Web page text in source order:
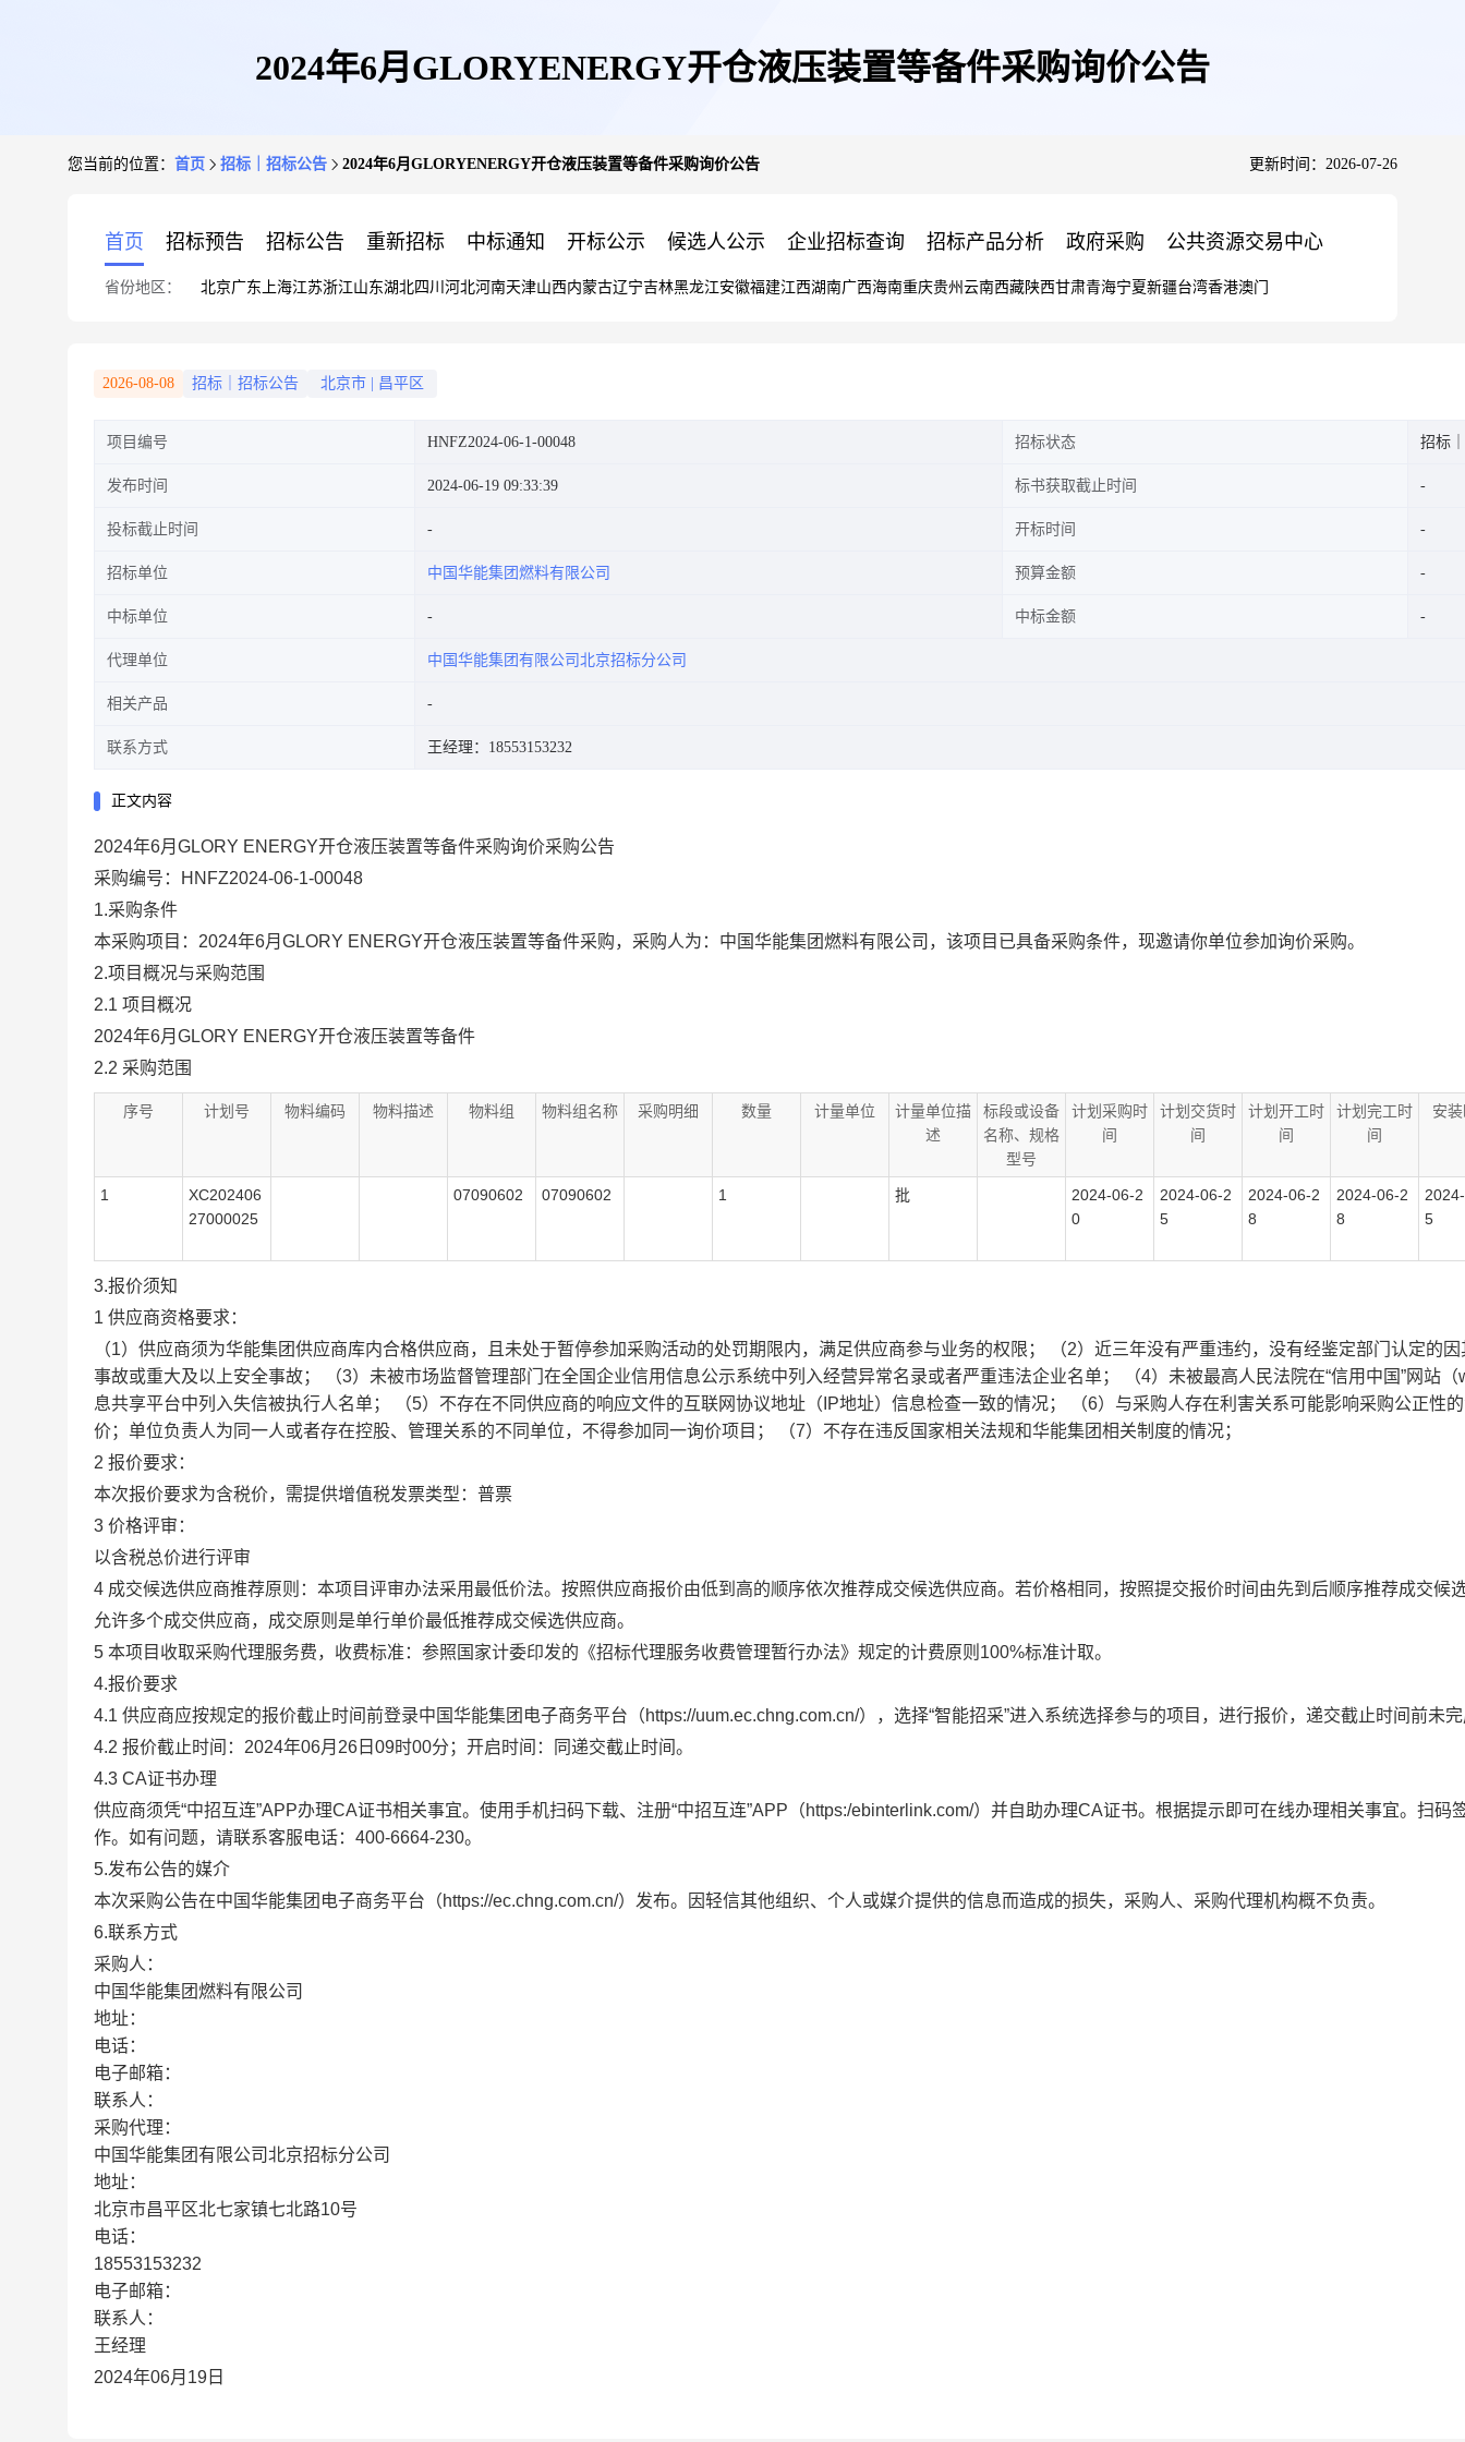
2024年6月GLORYENERGY开仓液压装置等备件采购询价公告
您当前的位置： 首页 招标｜招标公告 2024年6月GLORYENERGY开仓液压装置等备件采购询价公告 更新时间：2026-07-26
首页 招标预告 招标公告 重新招标 中标通知 开标公示 候选人公示 企业招标查询 招标产品分析 政府采购 公共资源交易中心
省份地区： 北京广东 上海江苏浙江山东湖北四川 河北河南天津山西内蒙古辽宁吉林黑龙江安徽福建江西湖南广西海南重庆贵州 云南西藏陕西甘肃青海宁夏新疆台湾香港澳门
2026-08-08 招标｜招标公告 北京市 昌平区
项目编号 HNFZ2024-06-1-00048 招标状态 招标
发布时间 2024-06-19 09:33:39 标书获取截止时间
投标截止时间 开标时间
招标单位 中国华能集团燃料有限公司 预算金额
中标单位 中标金额
代理单位 中国华能集团有限公司北京招标分公司
相关产品
联系方式 王经理：18553153232
正文内容
2024年6月GLORY ENERGY开仓液压装置等备件采购询价采购公告
采购编号：HNFZ2024-06-1-00048
1.采购条件
本采购项目：2024年6月GLORY ENERGY开仓液压装置等备件采购，采购人为：中国华能集团燃料有限公司，该项目已具备采购条件，现邀请你单位参加询价采购。
2.项目概况与采购范围
2.1 项目概况
2024年6月GLORY ENERGY开仓液压装置等备件
2.2 采购范围
序号 计划号 物料编码 物料描述 物料组 物料组名称 采购明细 数量 计量单位
计量单位描
述
标段或设备
名称、规格
型号
计划采购时
间
计划交货时
间
计划开工时
间
计划完工时
间
安
1
XC202406
27000025
07090602 07090602 1 批
2024-06-2
0
2024-06-2
5
2024-06-2
8
2024-06-2
8
5
3.报价须知
1 供应商资格要求：
（1）供应商须为华能集团供应商库内合格供应商，且未处于暂停参加采购活动的处罚期限内，满足供应商参与业务的权限； （2）近三年没有严重违约，没有经鉴定部门认定的
事故或重大及以上安全事故； （3）未被市场监督管理部门在全国企业信用信息公示系统中列入经营异常名录或者严重违法企业名单； （4）未被最高人民法院在“信用中国”网站
息共享平台中列入失信被执行人名单； （5）不存在不同供应商的响应文件的互联网协议地址（IP地址）信息检查一致的情况； （6）与采购人存在利害关系可能影响采购公正性
价；单位负责人为同一人或者存在控股、管理关系的不同单位，不得参加同一询价项目； （7）不存在违反国家相关法规和华能集团相关制度的情况；
2 报价要求：
本次报价要求为含税价，需提供增值税发票类型：普票
3 价格评审：
以含税总价进行评审
4 成交候选供应商推荐原则：本项目评审办法采用最低价法。按照供应商报价由低到高的顺序依次推荐成交候选供应商。若价格相同，按照提交报价时间由先到后顺序推荐成交候
允许多个成交供应商，成交原则是单行单价最低推荐成交候选供应商。
5 本项目收取采购代理服务费，收费标准：参照国家计委印发的《招标代理服务收费管理暂行办法》规定的计费原则100%标准计取。
4.报价要求
4.1 供应商应按规定的报价截止时间前登录中国华能集团电子商务平台（https://uum.ec.chng.com.cn/），选择“智能招采”进入系统选择参与的项目，进行报价，递交截止时间前未
4.2 报价截止时间：2024年06月26日09时00分；开启时间：同递交截止时间。
4.3 CA证书办理
供应商须凭“中招互连”APP办理CA证书相关事宜。使用手机扫码下载、注册“中招互连”APP（https:/ebinterlink.com/）并自助办理CA证书。根据提示即可在线办理相关事宜。扫
作。如有问题，请联系客服电话：400-6664-230。
5.发布公告的媒介
本次采购公告在中国华能集团电子商务平台（https://ec.chng.com.cn/）发布。因轻信其他组织、个人或媒介提供的信息而造成的损失，采购人、采购代理机构概不负责。
6.联系方式
采购人：
中国华能集团燃料有限公司
地址：
电话：
电子邮箱：
联系人：
采购代理：
中国华能集团有限公司北京招标分公司
地址：
北京市昌平区北七家镇七北路10号
电话：
18553153232
电子邮箱：
联系人：
王经理
2024年06月19日